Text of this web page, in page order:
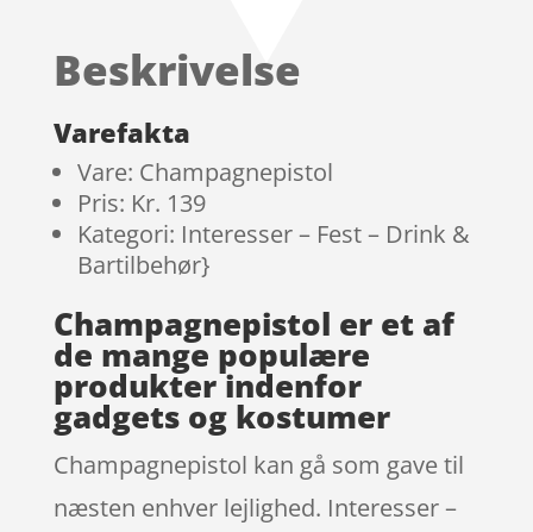
på
mmelser
Beskrivelse
Varefakta
Vare: Champagnepistol
Pris: Kr. 139
Kategori: Interesser – Fest – Drink &
Bartilbehør}
Champagnepistol er et af
de mange populære
produkter indenfor
gadgets og kostumer
Champagnepistol kan gå som gave til
næsten enhver lejlighed. Interesser –